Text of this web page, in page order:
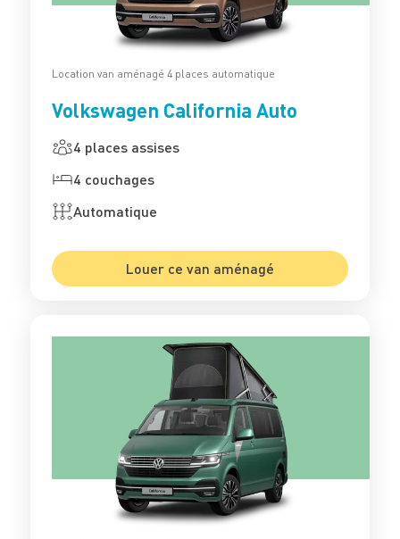
Location van aménagé 4 places automatique
Volkswagen California Auto
4 places assises
4 couchages
Automatique
Louer ce van aménagé